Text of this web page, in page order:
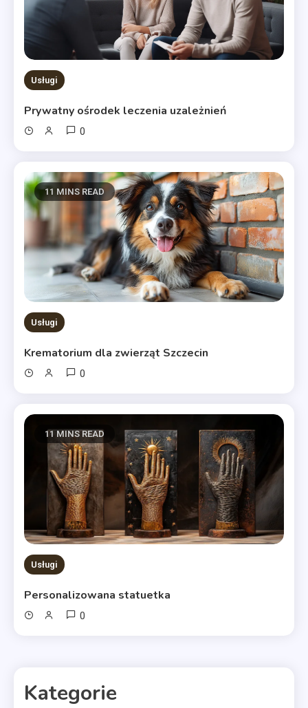
Usługi
Prywatny ośrodek leczenia uzależnień
0
11 MINS READ
Usługi
Krematorium dla zwierząt Szczecin
0
11 MINS READ
Usługi
Personalizowana statuetka
0
Kategorie